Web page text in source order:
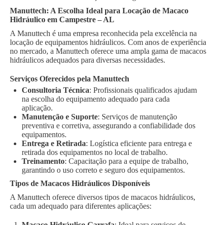
Manuttech: A Escolha Ideal para Locação de Macaco
Hidráulico em Campestre – AL
A Manuttech é uma empresa reconhecida pela excelência na
locação de equipamentos hidráulicos. Com anos de experiência
no mercado, a Manuttech oferece uma ampla gama de macacos
hidráulicos adequados para diversas necessidades.
Serviços Oferecidos pela Manuttech
Consultoria Técnica: Profissionais qualificados ajudam
na escolha do equipamento adequado para cada
aplicação.
Manutenção e Suporte: Serviços de manutenção
preventiva e corretiva, assegurando a confiabilidade dos
equipamentos.
Entrega e Retirada: Logística eficiente para entrega e
retirada dos equipamentos no local de trabalho.
Treinamento: Capacitação para a equipe de trabalho,
garantindo o uso correto e seguro dos equipamentos.
Tipos de Macacos Hidráulicos Disponíveis
A Manuttech oferece diversos tipos de macacos hidráulicos,
cada um adequado para diferentes aplicações: